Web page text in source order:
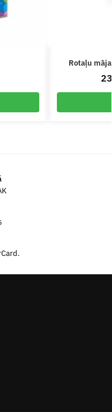
Rotaļu